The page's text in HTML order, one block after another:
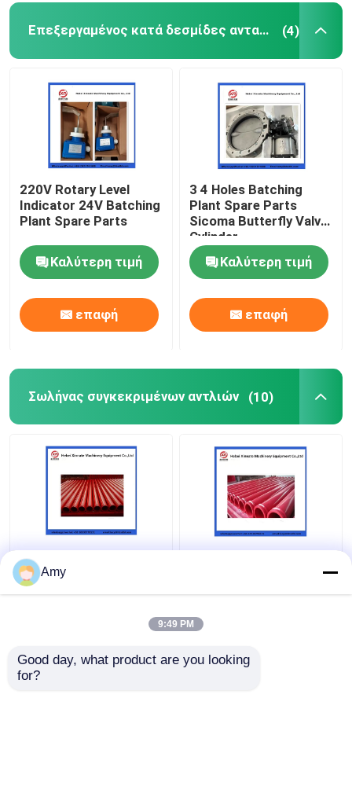
Επεξεργαμένος κατά δεσμίδες ανταλλακτικά εγκαταστάσεων (4)
220V Rotary Level
Indicator 24V Batching
Plant Spare Parts
Καλύτερη τιμή
επαφή
3 4 Holes Batching
Plant Spare Parts
Sicoma Butterfly Valve
Cylinder
Electropneumatic
Actuator Cylinder
Καλύτερη τιμή
επαφή
Σωλήνας συγκεκριμένων αντλιών (10)
Amy
9:49 PM
Good day, what product are you looking
for?